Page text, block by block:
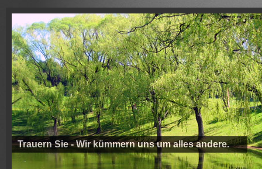
Trauern Sie - Wir kümmern uns um alles andere.